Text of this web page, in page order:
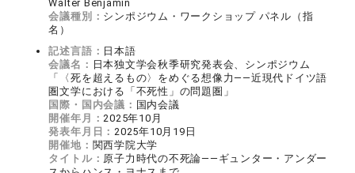
Walter Benjamin
会議種別： シンポジウム・ワークショップ パネル（指
名）
記述言語： 日本語
会議名： 日本独文学会秋季研究発表会、シンポジウム
「〈死を超えるもの〉をめぐる想像力――近現代ドイツ語
圏文学における「不死性」の問題圏」
国際・国内会議： 国内会議
開催年月：2025年10月
発表年月日：2025年10月19日
開催地： 関西学院大学
タイトル： 原子力時代の不死論――ギュンター・アンダー